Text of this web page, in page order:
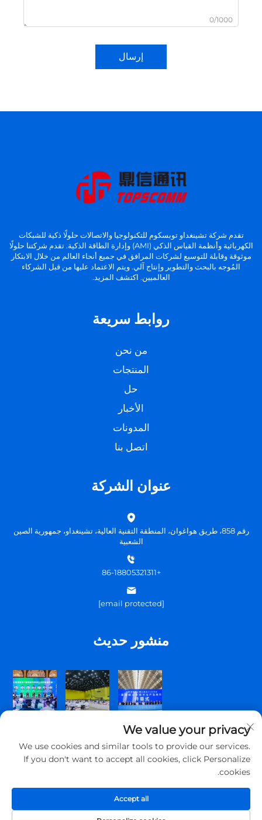
0/1000
إرسال
تقدم شركة تشينغداو توبسكوم للتكنولوجيا والاتصالات حلولًا ذكية للشبكات
الكهربائية وأنظمة القياس الذكي (AMI) وإدارة الطاقة الذكية. تقدم شركتنا حلولًا
موثوقة وقابلة للتوسيع لشركات المرافق في جميع أنحاء العالم من خلال الابتكار
المُوجه بالبحث والتطوير وإنتاج آلي. ويتم الاعتماد عليها من قبل الشركاء
العالميين. اكتشف المزيد.
روابط سريعة
من نحن
المنتجات
حل
الأخبار
المدونات
اتصل بنا
عنوان الشركة
رقم 858، طريق هواغوان، المنطقة التقنية العالية، تشينغداو، جمهورية الصين
الشعبية
+86-18805321311
[email protected]
منشور حديث
المحدودة. جميع الحقوق محفوظة.
سياسة الخصوصية
We value your privacy
We use cookies and similar tools to provide our services.
If you don't want to accept all cookies, click Personalize
cookies.
Accept all